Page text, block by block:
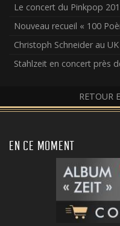
Le concert du Pinkpop
Nouveau recueil « 100
Christoph Schneider au
Stahlzeit en concert près
RETOUR
EN CE MOMENT